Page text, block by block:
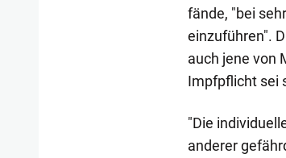
fände, "bei
einzuführen".
auch jene von
Impfpflicht sei
"Die
anderer